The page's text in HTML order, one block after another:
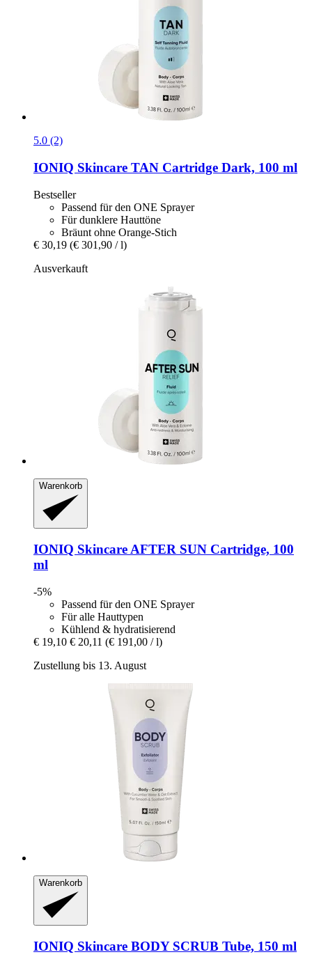
5.0 (2)
IONIQ Skincare TAN Cartridge Dark, 100 ml
Bestseller
Passend für den ONE Sprayer
Für dunklere Hauttöne
Bräunt ohne Orange-Stich
€ 30,19 (€ 301,90 / l)
Ausverkauft
Warenkorb
IONIQ Skincare AFTER SUN Cartridge, 100
ml
-5%
Passend für den ONE Sprayer
Für alle Hauttypen
Kühlend & hydratisierend
€ 19,10 € 20,11 (€ 191,00 / l)
Zustellung bis 13. August
Warenkorb
IONIQ Skincare BODY SCRUB Tube, 150 ml